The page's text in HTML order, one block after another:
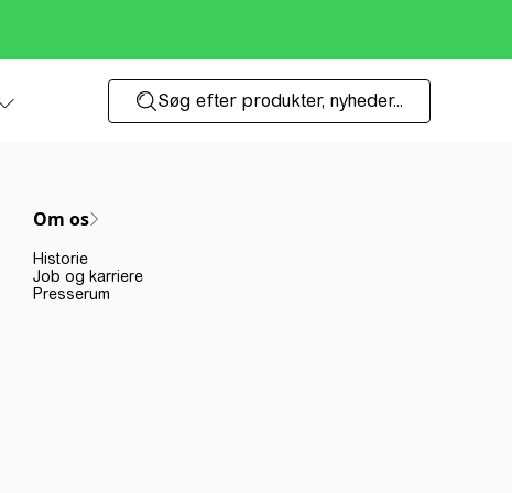
Søg efter produkter, nyheder...
Om os
Historie
Job og karriere
Presserum